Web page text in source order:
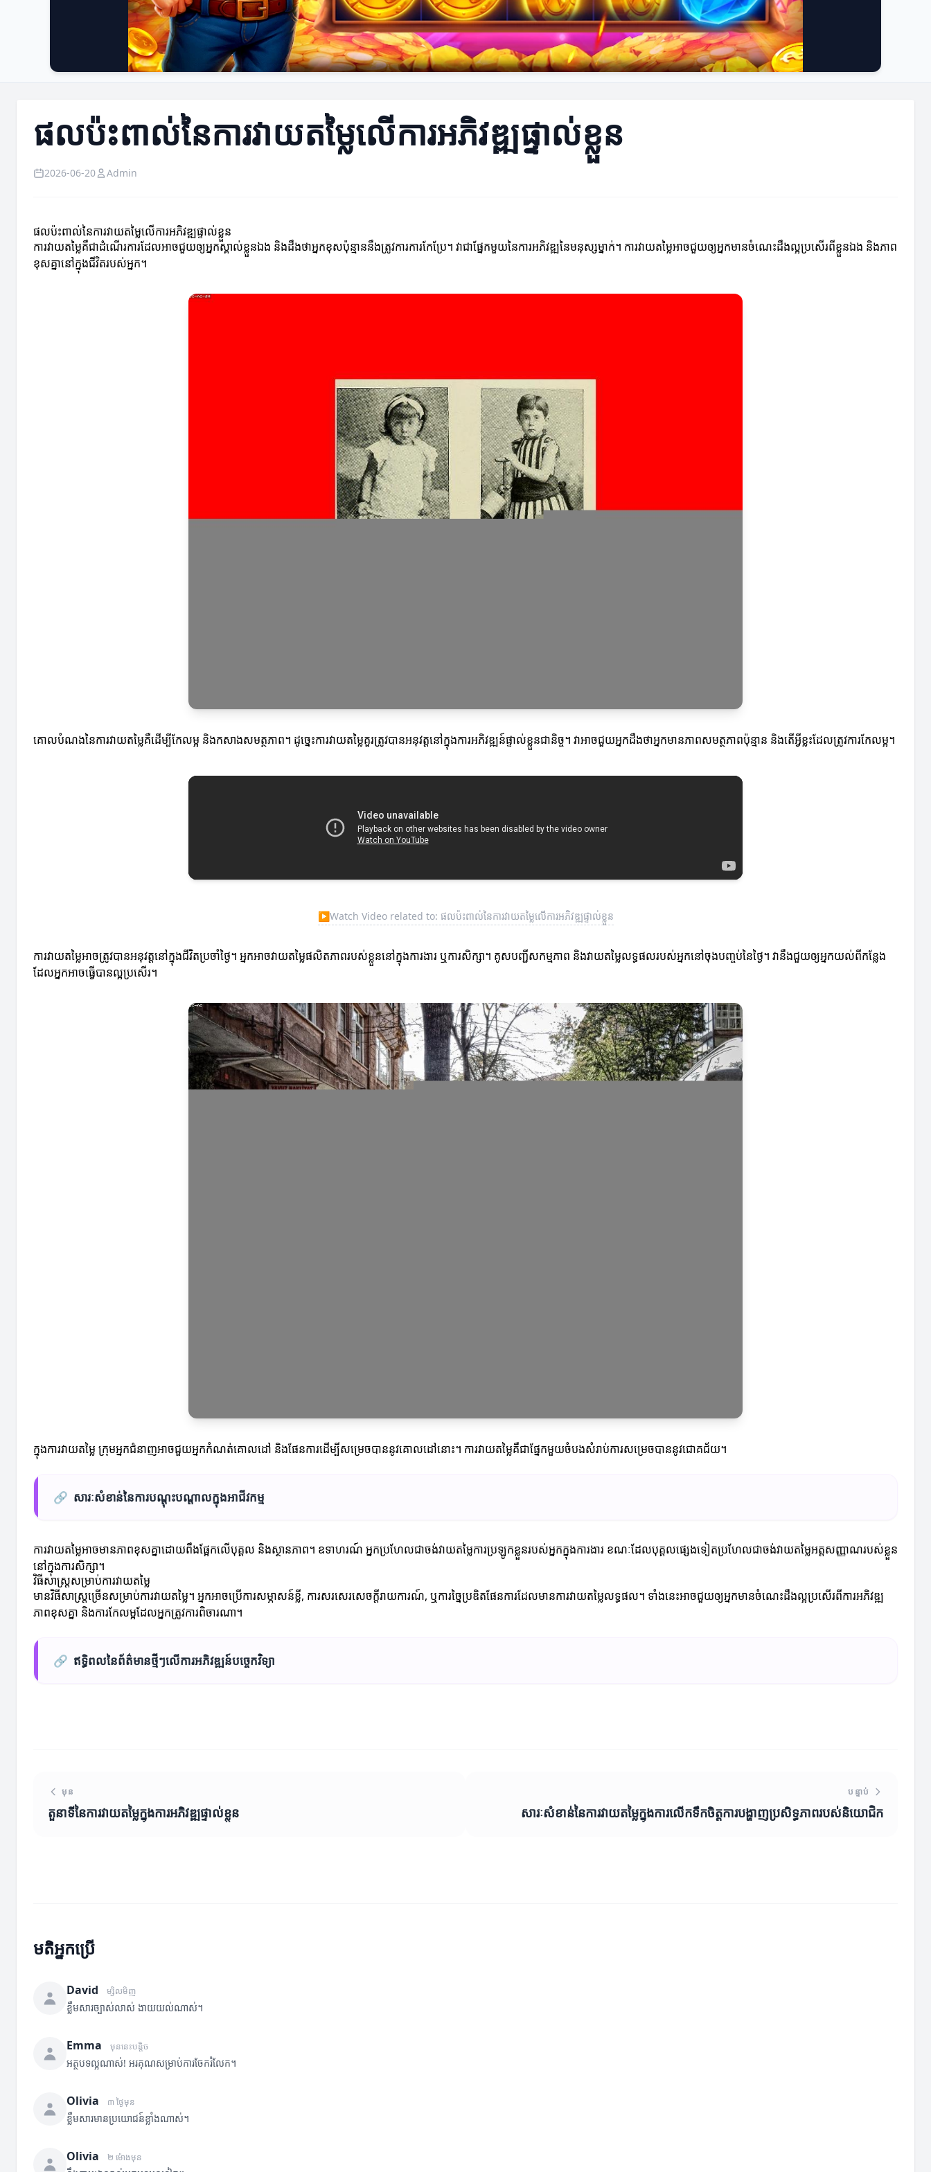
ផលប៉ះពាល់នៃការវាយតម្លៃលើការអភិវឌ្ឍផ្ទាល់ខ្លួន
2026-06-20 Admin
ផលប៉ះពាល់នៃការវាយតម្លៃលើការអភិវឌ្ឍផ្ទាល់ខ្លួន
ការវាយតម្លៃគឺជាដំណើរការដែលអាចជួយឲ្យអ្នកស្គាល់ខ្លួនឯង និងដឹងថាអ្នកខុសប៉ុន្មាននឹងត្រូវការការកែប្រែ។ វាជាផ្នែកមួយនៃការអភិវឌ្ឍនៃមនុស្សម្នាក់។ ការវាយតម្លៃអាចជួយឲ្យអ្នកមានចំណេះដឹងល្អប្រសើរពីខ្លួនឯង និងភាព
ខុសគ្នានៅក្នុងជីវិតរបស់អ្នក។
គោលបំណងនៃការវាយតម្លៃគឺដើម្បីកែលម្អ និងកសាងសមត្ថភាព។ ដូច្នេះការវាយតម្លៃគួរត្រូវបានអនុវត្តនៅក្នុងការអភិវឌ្ឍន៍ផ្ទាល់ខ្លួនជានិច្ច។ វាអាចជួយអ្នកដឹងថាអ្នកមានភាពសមត្ថភាពប៉ុន្មាន និងតើអ្វីខ្លះដែលត្រូវការកែលម្អ។
▶Watch Video related to: ផលប៉ះពាល់នៃការវាយតម្លៃលើការអភិវឌ្ឍផ្ទាល់ខ្លួន
ការវាយតម្លៃអាចត្រូវបានអនុវត្តនៅក្នុងជីវិតប្រចាំថ្ងៃ។ អ្នកអាចវាយតម្លៃផលិតភាពរបស់ខ្លួននៅក្នុងការងារ ឬការសិក្សា។ គូសបញ្ជីសកម្មភាព និងវាយតម្លៃលទ្ធផលរបស់អ្នកនៅចុងបញ្ចប់នៃថ្ងៃ។ វានឹងជួយឲ្យអ្នកយល់ពីកន្លែង
ដែលអ្នកអាចធ្វើបានល្អប្រសើរ។
ក្នុងការវាយតម្លៃ ក្រុមអ្នកជំនាញអាចជួយអ្នកកំណត់គោលដៅ និងផែនការដើម្បីសម្រេចបាននូវគោលដៅនោះ។ ការវាយតម្លៃគឺជាផ្នែកមួយចំបងសំរាប់ការសម្រេចបាននូវជោគជ័យ។
🔗 សារៈសំខាន់នៃការបណ្តុះបណ្តាលក្នុងអាជីវកម្ម
ការវាយតម្លៃអាចមានភាពខុសគ្នាដោយពឹងផ្អែកលើបុគ្គល និងស្ថានភាព។ ឧទាហរណ៍ អ្នកប្រហែលជាចង់វាយតម្លៃការប្រឡូកខ្លួនរបស់អ្នកក្នុងការងារ ខណៈដែលបុគ្គលផ្សេងទៀតប្រហែលជាចង់វាយតម្លៃអត្តសញ្ញាណរបស់ខ្លួន
នៅក្នុងការសិក្សា។
វិធីសាស្រ្តសម្រាប់ការវាយតម្លៃ
មានវិធីសាស្រ្តច្រើនសម្រាប់ការវាយតម្លៃ។ អ្នកអាចប្រើការសម្ភាសន៍ខ្លី, ការសរសេរសេចក្តីរាយការណ៍, ឬការច្នៃប្រឌិតផែនការដែលមានការវាយតម្លៃលទ្ធផល។ ទាំងនេះអាចជួយឲ្យអ្នកមានចំណេះដឹងល្អប្រសើរពីការអភិវឌ្ឍ
ភាពខុសគ្នា និងការកែលម្អដែលអ្នកត្រូវការពិចារណា។
🔗 ឥទ្ធិពលនៃព័ត៌មានថ្មីៗលើការអភិវឌ្ឍន៍បច្ចេកវិទ្យា
មុន
តួនាទីនៃការវាយតម្លៃក្នុងការអភិវឌ្ឍផ្ទាល់ខ្លួន
បន្ទាប់
សារៈសំខាន់នៃការវាយតម្លៃក្នុងការលើកទឹកចិត្តការបង្ហាញប្រសិទ្ធភាពរបស់និយោជិក
មតិអ្នកប្រើ
David ម្សិលមិញ
ខ្លឹមសារច្បាស់លាស់ ងាយយល់ណាស់។
Emma មុននេះបន្តិច
អត្ថបទល្អណាស់! អរគុណសម្រាប់ការចែករំលែក។
Olivia ៣ ថ្ងៃមុន
ខ្លឹមសារមានប្រយោជន៍ខ្លាំងណាស់។
Olivia ២ ម៉ោងមុន